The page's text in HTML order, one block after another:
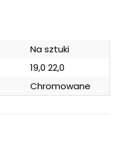
Na sztuki
19,0 22,0
Chromowane